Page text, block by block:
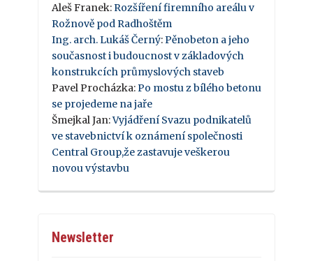
Aleš Franek:Rozšíření firemního areálu v
Rožnově pod Radhoštěm
Ing. arch. Lukáš Černý:Pěnobeton a jeho
současnost i budoucnost v základových
konstrukcích průmyslových staveb
Pavel Procházka:Po mostu z bílého betonu
se projedeme na jaře
Šmejkal Jan:Vyjádření Svazu podnikatelů
ve stavebnictví k oznámení společnosti
Central Group,že zastavuje veškerou
novou výstavbu
Newsletter